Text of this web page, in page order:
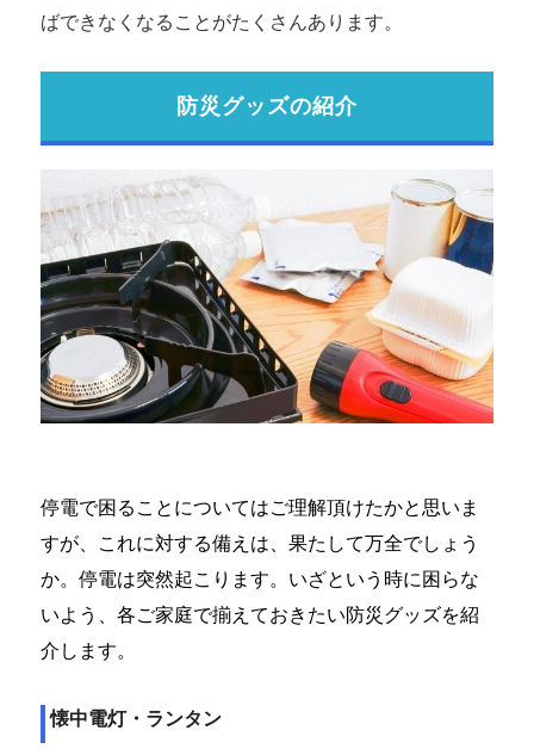
ばできなくなることがたくさんあります。
防災グッズの紹介
停電で困ることについてはご理解頂けたかと思いま
すが、これに対する備えは、果たして万全でしょう
か。停電は突然起こります。いざという時に困らな
いよう、各ご家庭で揃えておきたい防災グッズを紹
介します。
懐中電灯・ランタン